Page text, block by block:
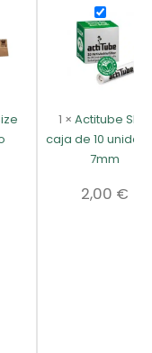
1 × Actitube Slim
caja de 10
7mm
2,00 €